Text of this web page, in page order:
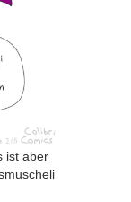
ist aber